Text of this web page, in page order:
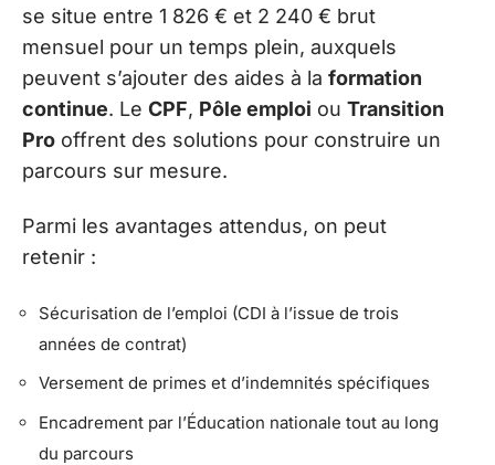
se situe entre 1 826 € et 2 240 € brut
mensuel pour un temps plein, auxquels
peuvent s’ajouter des aides à la formation
continue. Le CPF, Pôle emploi ou Transition
Pro offrent des solutions pour construire un
parcours sur mesure.
Parmi les avantages attendus, on peut
retenir :
Sécurisation de l’emploi (CDI à l’issue de trois
années de contrat)
Versement de primes et d’indemnités spécifiques
Encadrement par l’Éducation nationale tout au long
du parcours